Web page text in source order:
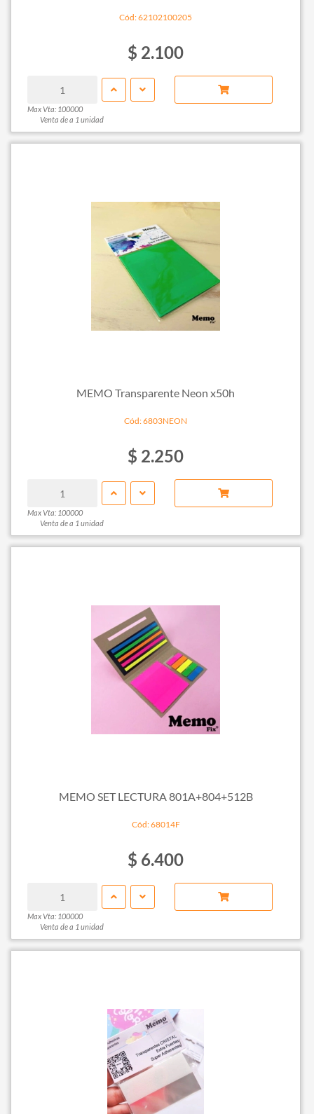
Cód: 62102100205
$ 2.100
Max Vta: 100000
Venta de a 1 unidad
MEMO Transparente Neon x50h
Cód: 6803NEON
$ 2.250
Max Vta: 100000
Venta de a 1 unidad
MEMO SET LECTURA 801A+804+512B
Cód: 68014F
$ 6.400
Max Vta: 100000
Venta de a 1 unidad